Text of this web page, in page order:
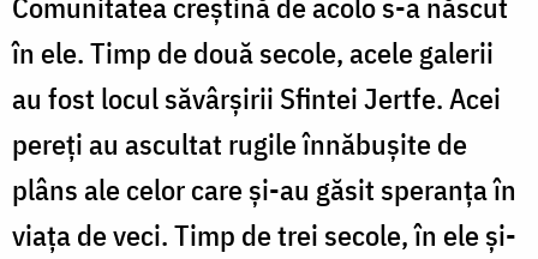
în ele. Timp de două secole, acele galerii
au fost locul săvârşirii Sfintei Jertfe. Acei
pereţi au ascultat rugile înnăbuşite de
plâns ale celor care şi-au găsit speranţa în
viaţa de veci. Timp de trei secole, în ele şi-